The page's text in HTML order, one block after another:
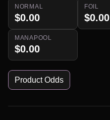
NORMAL
$0.00
FOIL
$0.00
MANAPOOL
$0.00
Product Odds